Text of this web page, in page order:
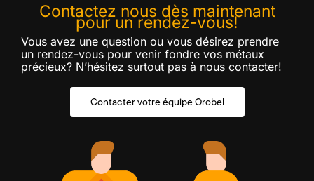
Contactez nous dès maintenant
pour un rendez-vous!
Vous avez une question ou vous désirez prendre
un rendez-vous pour venir fondre vos métaux
précieux? N’hésitez surtout pas à nous contacter!
Contacter votre équipe Orobel